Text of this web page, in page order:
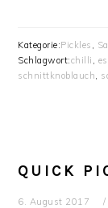
Kategorie:Pickles ,
Schlagwort:chilli ,
schnittknoblauch,
QUICK
6. August 2017